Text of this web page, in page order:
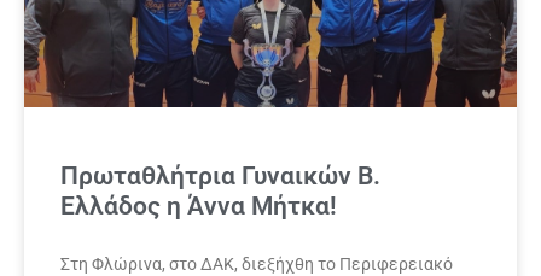
Πρωταθλήτρια Γυναικών Β.
Ελλάδος η Άννα Μήτκα!
Στη Φλώρινα, στο ΔΑΚ, διεξήχθη το Περιφερειακό